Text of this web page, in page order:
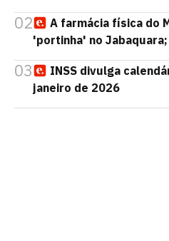
02
A farmácia física do
'portinha' no
03
INSS divulga
janeiro de 2026